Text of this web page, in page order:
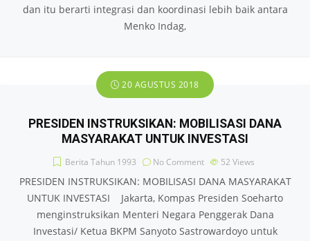
dan itu berarti integrasi dan koordinasi lebih baik antara
Menko Indag,
20 AGUSTUS 2018
PRESIDEN INSTRUKSIKAN: MOBILISASI DANA
MASYARAKAT UNTUK INVESTASI
Berita Tahun 1993 No Comment 52 Views
PRESIDEN INSTRUKSIKAN: MOBILISASI DANA MASYARAKAT
UNTUK INVESTASI Jakarta, Kompas Presiden Soeharto
menginstruksikan Menteri Negara Penggerak Dana
Investasi/ Ketua BKPM Sanyoto Sastrowardoyo untuk